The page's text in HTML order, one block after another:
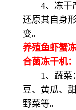
4、冻干产
还原其自身
变。
养殖鱼虾蟹
合菌冻干机：
1、蔬菜：
豆、黄瓜、
野菜等。